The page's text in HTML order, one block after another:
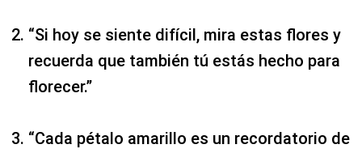
“Si hoy se siente difícil, mira estas flores y
recuerda que también tú estás hecho para
florecer.”
“Cada pétalo amarillo es un recordatorio de